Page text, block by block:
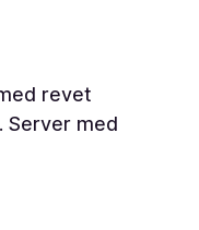
revet
Server med